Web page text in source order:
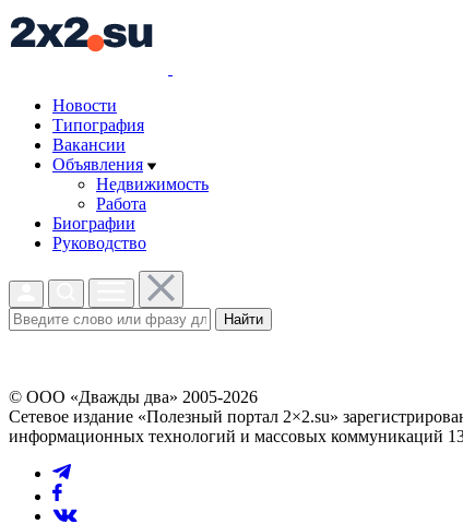
Новости
Типография
Вакансии
Объявления
Недвижимость
Работа
Биографии
Руководство
Найти
© ООО «Дважды два» 2005-2026
Сетевое издание «Полезный портал 2×2.su»
информационных технологий и массовых коммуникаций